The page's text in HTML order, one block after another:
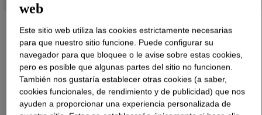
web
Este sitio web utiliza las cookies estrictamente necesarias
para que nuestro sitio funcione. Puede configurar su
navegador para que bloquee o le avise sobre estas cookies,
pero es posible que algunas partes del sitio no funcionen.
También nos gustaría establecer otras cookies (a saber,
cookies funcionales, de rendimiento y de publicidad) que nos
ayuden a proporcionar una experiencia personalizada de